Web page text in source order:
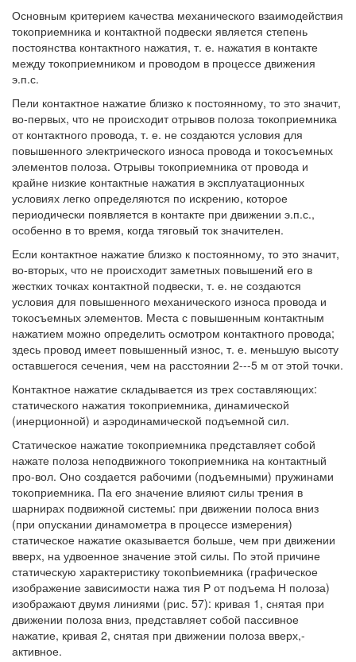
Основным критерием качества механического взаимодействия
токоприемника и контактной подвески является степень
постоянства контактного нажатия, т. е. нажатия в контакте
между токоприемником и проводом в процессе движения
э.п.с.
Пели контактное нажатие близко к постоянному, то это значит,
во-первых, что не происходит отрывов полоза токоприемника
от контактного провода, т. е. не создаются условия для
повышенного электрического износа провода и токосъемных
элементов полоза. Отрывы токоприемника от провода и
крайне низкие контактные нажатия в эксплуатационных
условиях легко определяются по искрению, которое
периодически появляется в контакте при движении э.п.с.,
особенно в то время, когда тяговый ток значителен.
Если контактное нажатие близко к постоянному, то это значит,
во-вторых, что не происходит заметных повышений его в
жестких точках контактной подвески, т. е. не создаются
условия для повышенного механического износа провода и
токосъемных элементов. Места с повышенным контактным
нажатием можно определить осмотром контактного провода;
здесь провод имеет повышенный износ, т. е. меньшую высоту
оставшегося сечения, чем на расстоянии 2---5 м от этой точки.
Контактное нажатие складывается из трех составляющих:
статического нажатия токоприемника, динамической
(инерционной) и аэродинамической подъемной сил.
Статическое нажатие токоприемника представляет собой
нажате полоза неподвижного токоприемника на контактный
про-вол. Оно создается рабочими (подъемными) пружинами
токоприемника. Па его значение влияют силы трения в
шарнирах подвижной системы: при движении полоса вниз
(при опускании динамометра в процессе измерения)
статическое нажатие оказывается больше, чем при движении
вверх, на удвоенное значение этой силы. По этой причине
статическую характеристику токопЬиемника (графическое
изображение зависимости нажа тия Р от подъема Н полоза)
изображают двумя линиями (рис. 57): кривая 1, снятая при
движении полоза вниз, представляет собой пассивное
нажатие, кривая 2, снятая при движении полоза вверх,-
активное.